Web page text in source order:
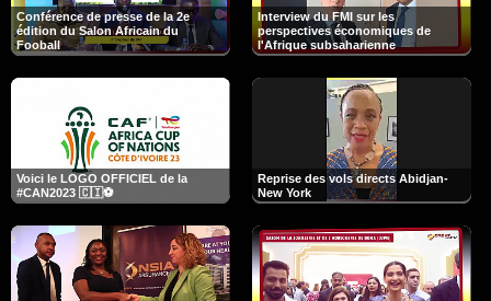
Conférence de presse de la 2e
édition du Salon Africain du
Fooball
Interview du FMI sur les
perspectives économiques de
l'Afrique subsaharienne
Voici le LOGO OFFICIEL de la
#CAN2023 🇨🇮⚽
Reprise des vols directs Abidjan-
New York